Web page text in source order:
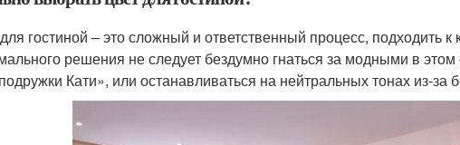
гостиной – это сложный и ответственный процесс, подходить к
решения не следует бездумно гнаться за модными в
Кати», или останавливаться на нейтральных тонах из-